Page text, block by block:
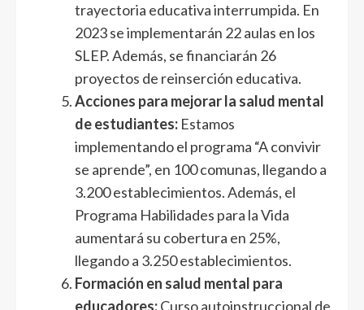
trayectoria educativa interrumpida. En
2023 se implementarán 22 aulas en los
SLEP. Además, se financiarán 26
proyectos de reinserción educativa.
Acciones para mejorar la salud mental
de estudiantes: Estamos
implementando el programa “A convivir
se aprende”, en 100 comunas, llegando a
3.200 establecimientos. Además, el
Programa Habilidades para la Vida
aumentará su cobertura en 25%,
llegando a 3.250 establecimientos.
Formación en salud mental para
educadores:Curso autoinstruccional de